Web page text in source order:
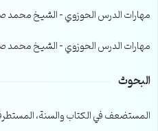
مهارات الدرس الحوزوي – الشيخ محمد
مهارات الدرس الحوزوي – الشيخ محمد
البحوث
المستضعف في الكتاب والسنة،